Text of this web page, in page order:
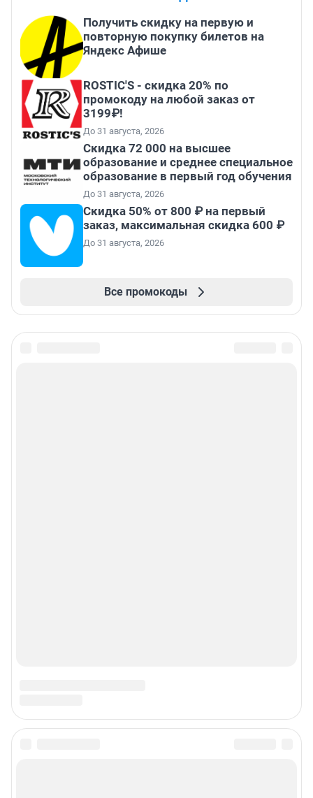
Получить скидку на первую и
повторную покупку билетов на
Яндекс Афише
ROSTIC'S - скидка 20% по
промокоду на любой заказ от
3199₽!
До 31 августа, 2026
Скидка 72 000 на высшее
образование и среднее специальное
образование в первый год обучения
До 31 августа, 2026
Скидка 50% от 800 ₽ на первый
заказ, максимальная скидка 600 ₽
До 31 августа, 2026
Все промокоды